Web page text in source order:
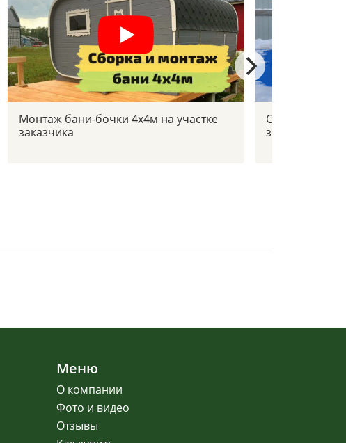
Монтаж бани-бочки 4х4м на участке
заказчика
Отзыв
зимой в -30с
Меню
О компании
Фото и видео
Отзывы